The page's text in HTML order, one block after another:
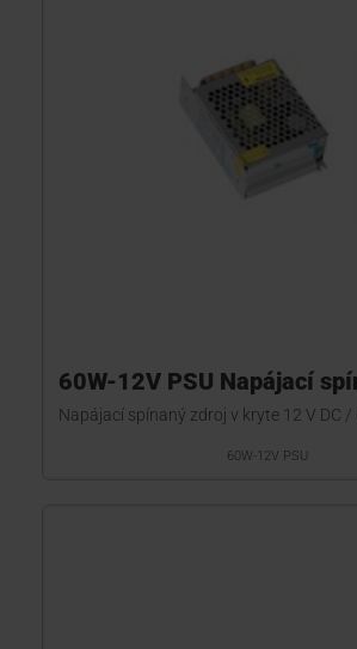
60W-12V PSU Napájací
Napájací spínaný zdroj v kryte 12 V DC /
60W-12V PSU